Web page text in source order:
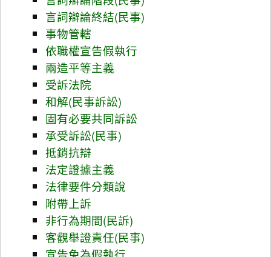
言詞辯論終結(民事)
事物管轄
依職權宣告假執行
兩造平等主義
受訴法院
和解(民事訴訟)
固有必要共同訴訟
承受訴訟(民事)
抵銷抗辯
法定證據主義
法律要件分類說
附帶上訴
非行為期間(民訴)
客觀舉證責任(民事)